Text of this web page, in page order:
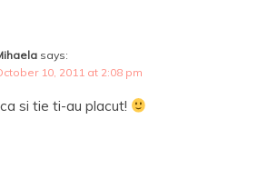
says:
10, 2011 at 2:08 pm
si tie ti-au placut!